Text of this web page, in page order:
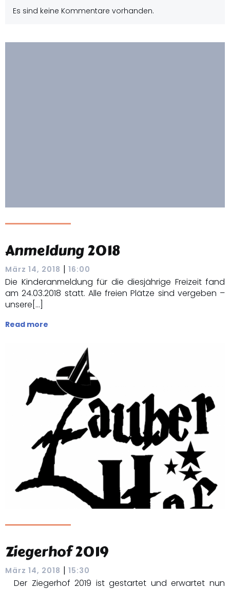
Es sind keine Kommentare vorhanden.
Anmeldung 2018
März 14, 2018 | 16:00
Die Kinderanmeldung für die diesjährige Freizeit fand
am 24.03.2018 statt. Alle freien Plätze sind vergeben –
unsere[…]
Read more
Ziegerhof 2019
März 14, 2018 | 15:30
Der Ziegerhof 2019 ist gestartet und erwartet nun